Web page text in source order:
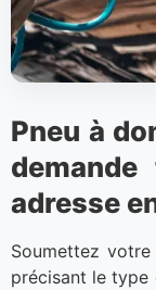
Pneu à
adresse
Soumettez
précisant le type